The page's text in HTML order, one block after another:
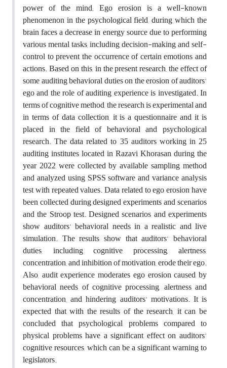
power of the mind; Ego erosion is a well-known
phenomenon in the psychological field, during which the
brain faces a decrease in energy source due to performing
various mental tasks, including decision-making and self-
control to prevent the occurrence of certain emotions and
actions. Based on this, in the present research, the effect of
some auditing behavioral duties on the erosion of auditors'
ego and the role of auditing experience is investigated. In
terms of cognitive method, the research is experimental and
in terms of data collection, it is a questionnaire and it is
placed in the field of behavioral and psychological
research. The data related to 35 auditors working in 25
auditing institutes located in Razavi Khorasan during the
year 2022 were collected by available sampling method
and analyzed using SPSS software and variance analysis
test with repeated values. Data related to ego erosion have
been collected during designed experiments and scenarios
and the Stroop test. Designed scenarios and experiments
show auditors' behavioral needs in a realistic and live
simulation. The results show that auditors' behavioral
duties, including cognitive processing, alertness,
concentration, and inhibition of motivation, erode their ego.
Also, audit experience moderates ego erosion caused by
behavioral needs of cognitive processing, alertness and
concentration, and hindering auditors' motivations. It is
expected that with the results of the research, it can be
concluded that psychological problems compared to
physical problems have a significant effect on auditors'
cognitive resources, which can be a significant warning to
legislators.